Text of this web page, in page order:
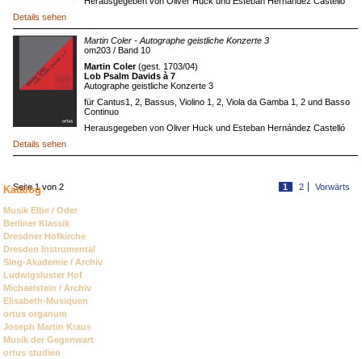
Details sehen
Martin Coler - Autographe geistliche Konzerte 3
om203 / Band 10
Martin Coler(gest. 1703/04)
Lob Psalm Davids à 7
Autographe geistliche Konzerte 3
für Cantus1, 2, Bassus, Violino 1, 2, Viola da Gamba 1, 2 und Basso
Continuo
Herausgegeben von Oliver Huck und Esteban Hernández Castelló
Details sehen
Seite 1 von 2 1 2 Vorwärts
Katalog
Navigation
überspringen
Musik Elbe / Oder
Berliner Klassik
Dresdner Hofkirche
Dresden Instrumental
Sing-Akademie / Archiv
Ludwigsluster Hof
Michaelstein / Archiv
Elisabeth-Musiquen
ortus organum
Joseph Martin Kraus
Musik der Gegenwart
ortus studien